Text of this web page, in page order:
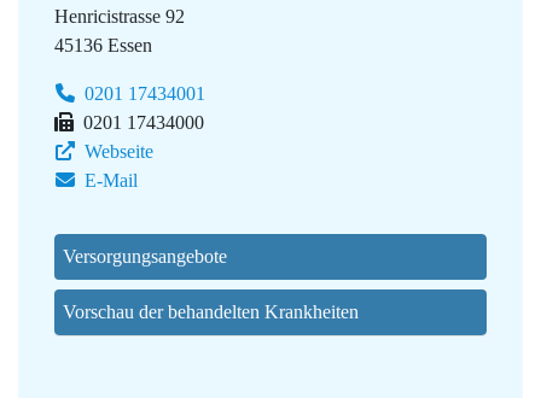
Henricistrasse 92
45136 Essen
0201 17434001
0201 17434000
Webseite
E-Mail
Versorgungsangebote
Vorschau der behandelten Krankheiten